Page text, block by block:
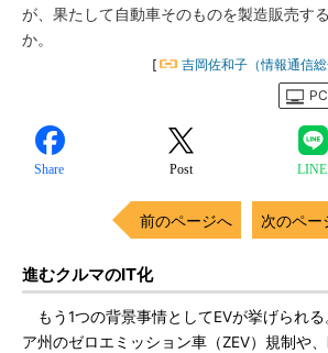
が、果たして自動車そのものを製造販売す
か。
[ 吉岡佐和子（情報通信総
Share Post LINE
前のページへ 次のペー
進むクルマのIT化
もう1つの背景事情としてEVが挙げられ
ア州のゼロエミッション車（ZEV）規制や